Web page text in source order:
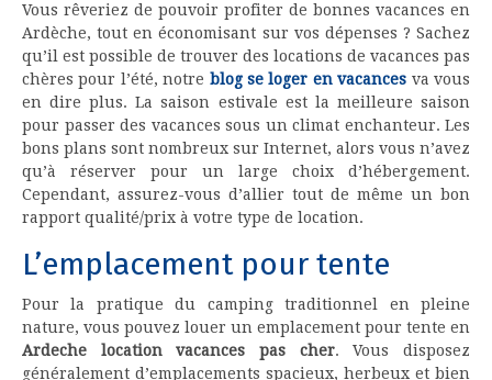
Vous rêveriez de pouvoir profiter de bonnes vacances en
Ardèche, tout en économisant sur vos dépenses ? Sachez
qu’il est possible de trouver des locations de vacances pas
chères pour l’été, notre blog se loger en vacances va vous
en dire plus. La saison estivale est la meilleure saison
pour passer des vacances sous un climat enchanteur. Les
bons plans sont nombreux sur Internet, alors vous n’avez
qu’à réserver pour un large choix d’hébergement.
Cependant, assurez-vous d’allier tout de même un bon
rapport qualité/prix à votre type de location.
L’emplacement pour tente
Pour la pratique du camping traditionnel en pleine
nature, vous pouvez louer un emplacement pour tente en
Ardeche location vacances pas cher. Vous disposez
généralement d’emplacements spacieux, herbeux et bien